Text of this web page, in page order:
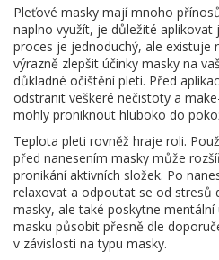
Pleťové masky mají mnoho
naplno využít, je důležité aplikovat
proces je jednoduchý, ale existuje
výrazně zlepšit účinky masky na
důkladné očištění pleti. Před
odstranit veškeré nečistoty a
mohly proniknout hluboko do
Teplota pleti rovněž hraje roli.
před nanesením masky může
pronikání aktivních složek. Po
relaxovat a odpoutat se od stresů
masky, ale také poskytne mentální
masku působit přesně dle
v závislosti na typu masky.